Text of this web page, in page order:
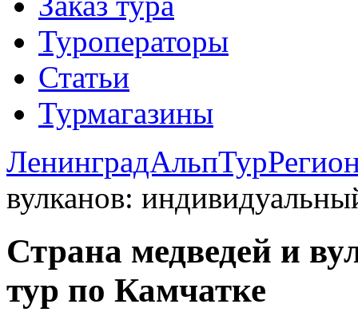
Туроператоры
Статьи
Турмагазины
ЛенинградАльпТур
вулканов:
Страна медведей и
тур по Камчатке